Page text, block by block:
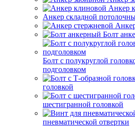
Анкер
Анкер складной
Болт
Болт с полукруглой
подголовком
головкой
шестигранной головкой
пневматической отвертки